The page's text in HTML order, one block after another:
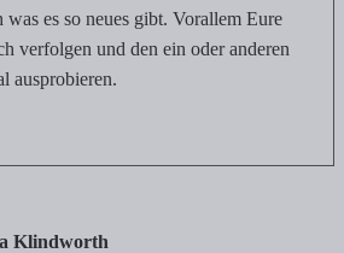
es so neues gibt. Vorallem Eure
verfolgen und den ein oder anderen
ausprobieren.
Klindworth